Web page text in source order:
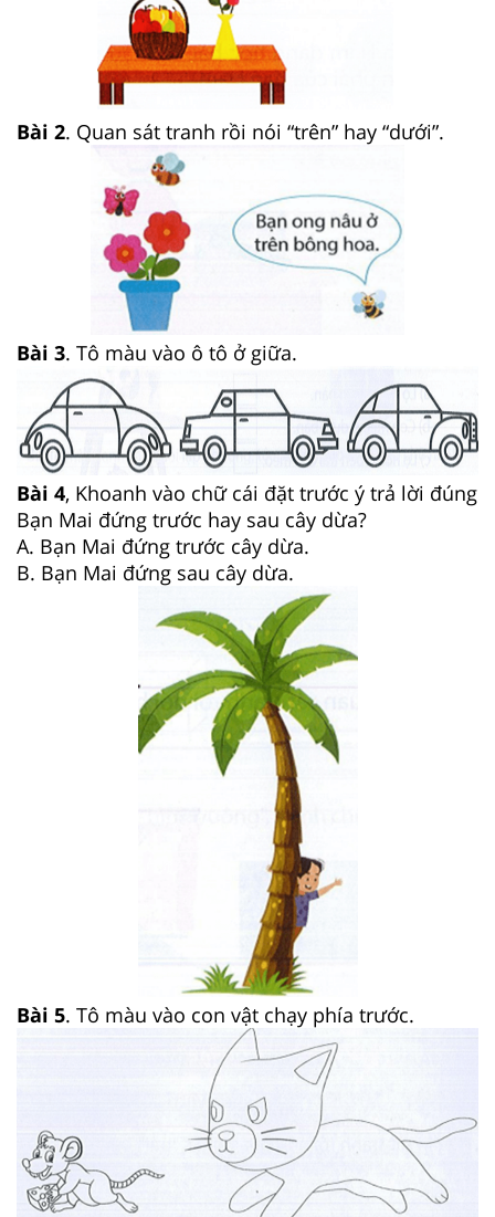
Bài 2. Quan sát tranh rồi nói “trên” hay “dưới”.
Bài 3. Tô màu vào ô tô ở giữa.
Bài 4, Khoanh vào chữ cái đặt trước ý trả lời đúng
Bạn Mai đứng trước hay sau cây dừa?
A. Bạn Mai đứng trước cây dừa.
B. Bạn Mai đứng sau cây dừa.
Bài 5. Tô màu vào con vật chạy phía trước.